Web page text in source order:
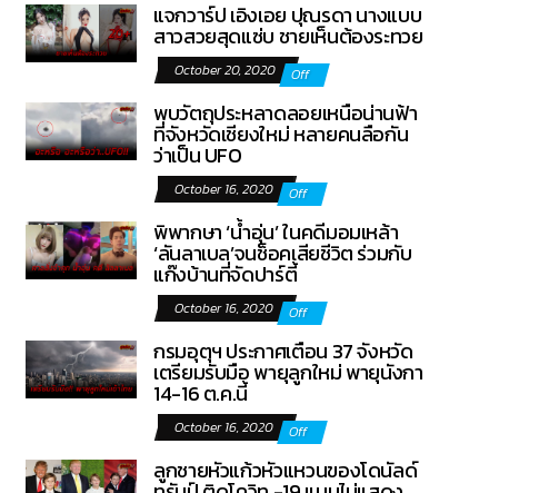
แจกวาร์ป เอิงเอย ปุณรดา นางแบบ
สาวสวยสุดแซ่บ ชายเห็นต้องระทวย
October 20, 2020 Off
พบวัตถุประหลาดลอยเหนือน่านฟ้า
ที่จังหวัดเชียงใหม่ หลายคนลือกัน
ว่าเป็น UFO
October 16, 2020 Off
พิพากษา ‘น้ำอุ่น’ ในคดีมอมเหล้า
‘ลันลาเบล’จนช็อคเสียชีวิต ร่วมกับ
แก๊งบ้านที่จัดปาร์ตี้
October 16, 2020 Off
กรมอุตุฯ ประกาศเตือน 37 จังหวัด
เตรียมรับมือ พายุลูกใหม่ พายุนังกา
14-16 ต.ค.นี้
October 16, 2020 Off
ลูกชายหัวแก้วหัวแหวนของโดนัลด์